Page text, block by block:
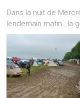
Dans la nuit de
lendemain matin : la